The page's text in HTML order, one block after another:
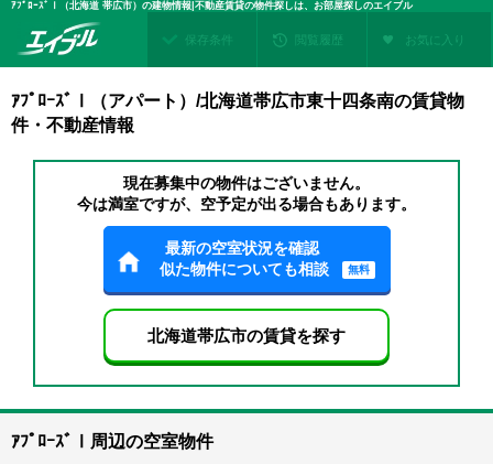
ｱﾌﾟﾛｰｽﾞⅠ（北海道 帯広市）の建物情報|不動産賃貸の物件探しは、お部屋探しのエイブル
保存条件 閲覧履歴 お気に入り
ｱﾌﾟﾛｰｽﾞⅠ（アパート）/北海道帯広市東十四条南の賃貸物
件・不動産情報
現在募集中の物件はございません。
今は満室ですが、空予定が出る場合もあります。
最新の空室状況を確認
似た物件についても相談
無料
北海道帯広市の賃貸を探す
ｱﾌﾟﾛｰｽﾞⅠ周辺の空室物件